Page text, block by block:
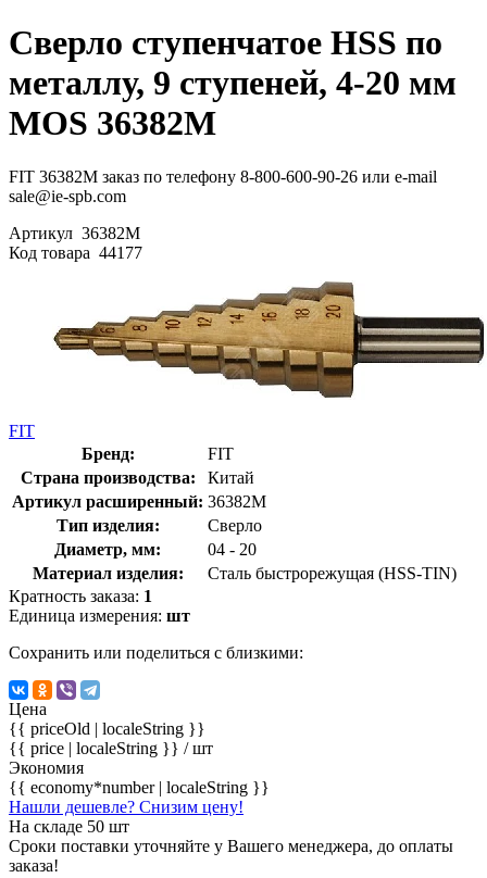
Сверло ступенчатое HSS по
металлу, 9 ступеней, 4-20 мм
MOS 36382М
FIT 36382М заказ по телефону 8-800-600-90-26 или e-mail
sale@ie-spb.com
Артикул 36382М
Код товара 44177
FIT
Бренд:
FIT
Страна производства:
Китай
Артикул расширенный: 36382М
Тип изделия:
Сверло
Диаметр, мм:
04 - 20
Материал изделия:
Сталь быстрорежущая (HSS-TIN)
Кратность заказа: 1
Единица измерения: шт
Сохранить или поделиться с близкими:
Цена
{{ priceOld | localeString }}
{{ price | localeString }} / шт
Экономия
{{ economy*number | localeString }}
Нашли дешевле? Снизим цену!
На складе 50 шт
Сроки поставки уточняйте у Вашего менеджера, до оплаты
заказа!